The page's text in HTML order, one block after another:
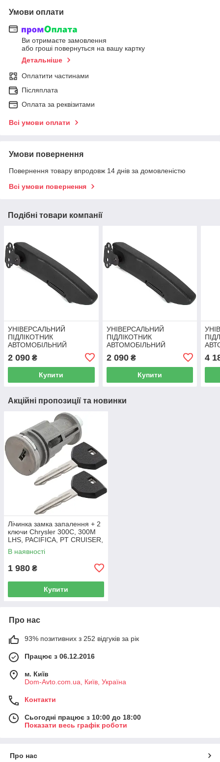
Умови оплати
Ви отримаєте замовлення
або гроші повернуться на вашу картку
Детальніше
Оплатити частинами
Післяплата
Оплата за реквізитами
Всі умови оплати
Умови повернення
Повернення товару впродовж 14 днів за домовленістю
Всі умови повернення
Подібні товари компанії
УНІВЕРСАЛЬНИЙ
ПІДЛІКОТНИК
АВТОМОБІЛЬНИЙ
ПАСАЖИРСЬКОГО
сидіння лівий +
монтажний комплект 2 шт.
2 090 ₴
Купити
УНІВЕРСАЛЬНИЙ
ПІДЛІКОТНИК
АВТОМОБІЛЬНИЙ
ПАСАЖИРСЬКОГО
сидіння лівий +
монтажний комплект 2 шт.
2 090₴
Купити
4
Акційні пропозиції та новинки
Лічинка замка запалення + 2
ключи Chrysler 300C, 300M
LHS, PACIFICA, PT CRUISER,
SEBRING 5003843AB
В наявності
1 980 ₴
Купити
Про нас
93% позитивних з 252 відгуків за рік
Працює з 06.12.2016
м. Київ
Dom-Avto.com.ua, Київ, Україна
Контакти
Сьогодні працює з 10:00 до 18:00
Показати весь графік роботи
Про нас